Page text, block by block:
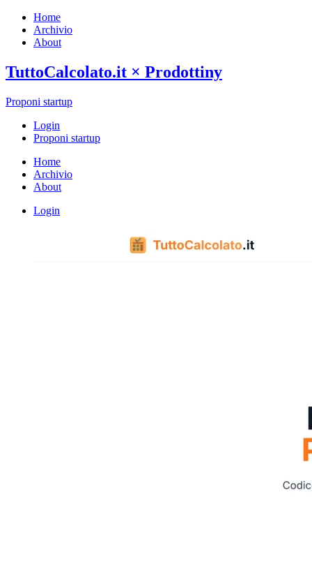
Home
Archivio
About
TuttoCalcolato.it × Prodottiny
Proponi startup
Login
Proponi startup
Home
Archivio
About
Login